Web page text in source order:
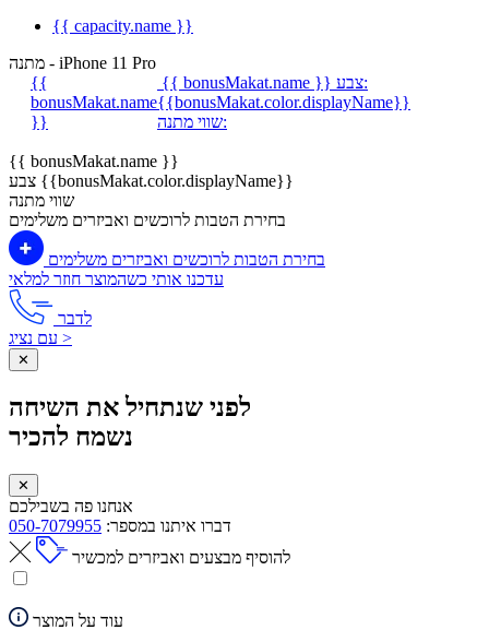
{{ capacity.name }}
מתנה - iPhone 11 Pro
{{
bonusMakat.name
}}
{{ bonusMakat.name }}
צבע:
{{bonusMakat.color.displayName}}
שווי מתנה:
{{ bonusMakat.name }}
צבע {{bonusMakat.color.displayName}}
שווי מתנה
בחירת הטבות לרוכשים ואביזרים משלימים
בחירת הטבות לרוכשים ואביזרים משלימים
עדכנו אותי כשהמוצר חוזר למלאי
לדבר
עם נציג >
✕
לפני שנתחיל את השיחה
נשמח להכיר
✕
אנחנו פה בשבילכם
דברו איתנו במספר: 050-7079955
להוסיף מבצעים ואביזרים למכשיר
עוד על המוצר